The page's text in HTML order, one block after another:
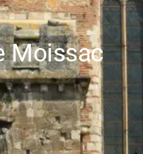
Moissac